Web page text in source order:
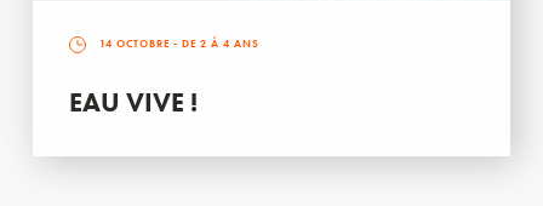
14 OCTOBRE - DE 2 À 4 ANS
EAU VIVE !